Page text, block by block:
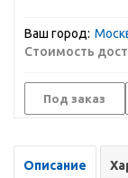
Ваш город:
Стоимость
Под заказ
Описание